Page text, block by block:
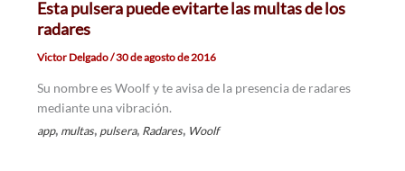
Esta pulsera puede evitarte las multas de los
radares
Victor Delgado/30 de agosto de 2016
Su nombre es Woolf y te avisa de la presencia de radares
mediante una vibración.
app, multas, pulsera, Radares, Woolf